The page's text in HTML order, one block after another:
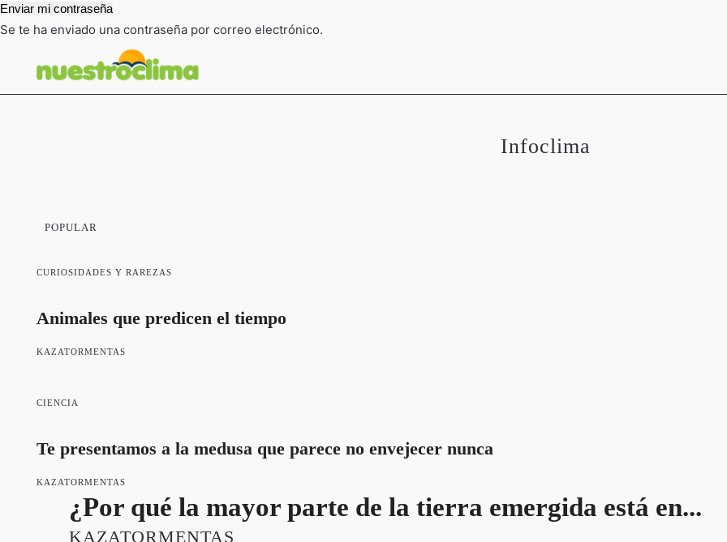
Se te ha enviado una contraseña por correo electrónico.
Infoclima
POPULAR
CURIOSIDADES Y RAREZAS
Animales que predicen el tiempo
KAZATORMENTAS
CIENCIA
Te presentamos a la medusa que parece no envejecer nunca
KAZATORMENTAS
¿Por qué la mayor parte de la tierra emergida está en...
KAZATORMENTAS